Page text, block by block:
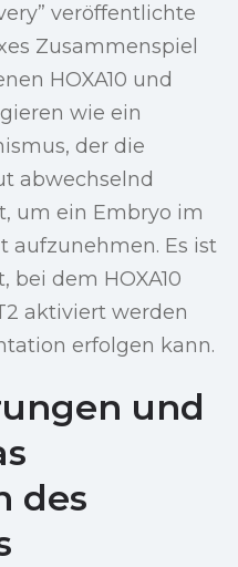
veröffentlichte
Zusammenspiel
HOXA10 und
wie ein
der die
abwechselnd
um ein Embryo im
aufzunehmen. Es ist
bei dem HOXA10
aktiviert werden
erfolgen kann.
und
des